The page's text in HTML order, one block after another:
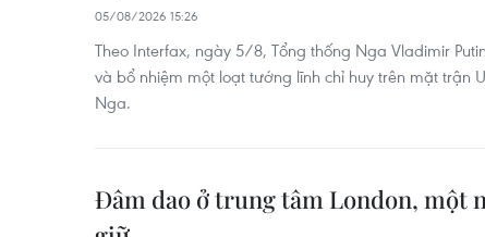
05/08/2026 15:26
Theo Interfax, ngày 5/8, Tổng thống Nga Vladimir
và bổ nhiệm một loạt tướng lĩnh chỉ huy trên mặt trận
Nga.
Đâm dao ở trung tâm London, một